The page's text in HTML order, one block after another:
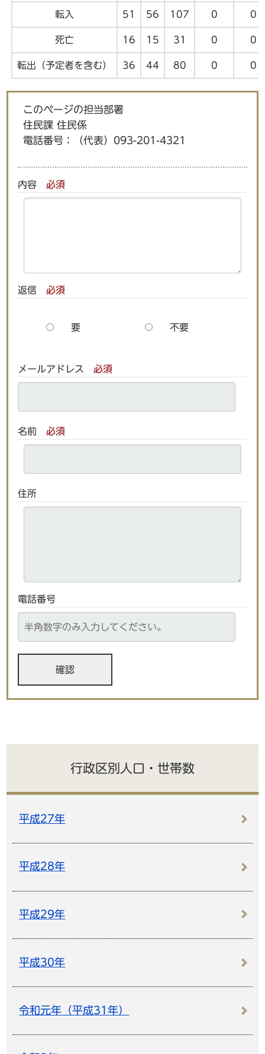
転入 51 56 107 0 0
死亡 16 15 31 0 0
転出（予定者を含む） 36 44 80 0 0
このページの担当部署
住民課 住民係
電話番号：
（代表）093-201-4321
内容 必須
返信 必須
要 不要
メールアドレス 必須
名前 必須
住所
電話番号
行政区別人口・世帯数
平成27年
平成28年
平成29年
平成30年
令和元年（平成31年）